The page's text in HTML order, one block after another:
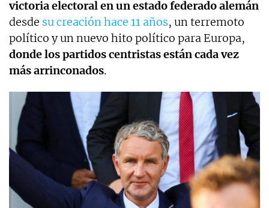
victoria electoral en un estado federado alemán
desde su creación hace 11 años, un terremoto
político y un nuevo hito político para Europa,
donde los partidos centristas están cada vez
más arrinconados.